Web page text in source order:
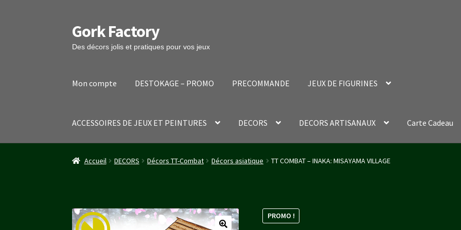
Aller
à
la
Aller
au
contenu
Gork Factory
Des décors jolis et pratiques pour vos jeux
Mon compte DESTOKAGE – PROMO PRECOMMANDE JEUX DE FIGURINES
ACCESSOIRES DE JEUX ET PEINTURES DECORS DECORS ARTISANAUX Carte Cadeau
Accueil CGV Mon compte PanierStripe Payment Success PageValidation de la commande
Accueil DECORS Décors TT-Combat Décors asiatique TT COMBAT – INAKA: MISAYAMA VILLAGE
PROMO !